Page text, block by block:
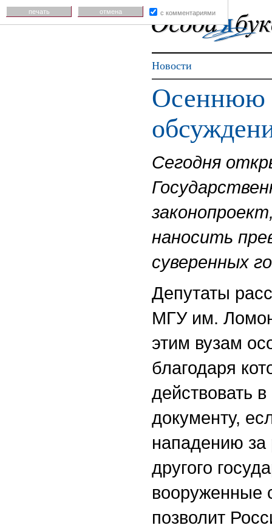
Новости
Осеннюю
Сегодня
наносить
суверенных
Депутаты
МГУ им.
этим вузам
благодаря
действовать
документу,
нападению за
другого
вооруженные
позволит
печать отмена с комментариями